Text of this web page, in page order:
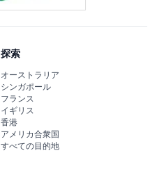
探索
オーストラリア
シンガポール
フランス
イギリス
香港
アメリカ合衆国
すべての目的地